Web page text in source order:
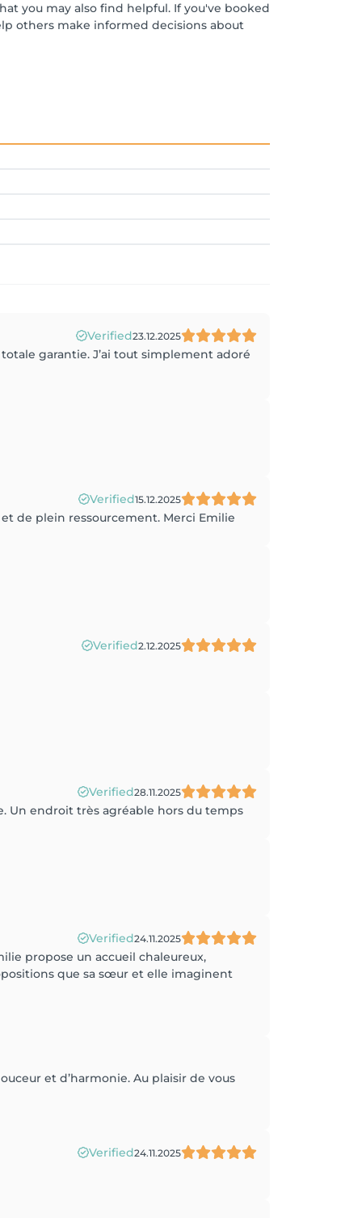
you may also find helpful. If you've booked
others make informed decisions about
Verified23.12.2025
garantie. J’ai tout simplement adoré
Verified15.12.2025
de plein ressourcement. Merci Emilie
Verified2.12.2025
Verified28.11.2025
Un endroit très agréable hors du temps
Verified24.11.2025
propose un accueil chaleureux,
que sa sœur et elle imaginent
et d’harmonie. Au plaisir de vous
Verified24.11.2025